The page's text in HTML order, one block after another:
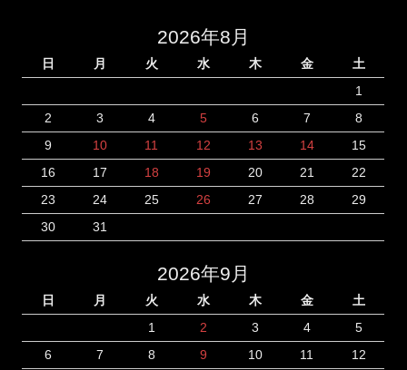
2026年8月
日 月 火 水 木 金
土
1
2
3 4 5 6 7
8
9
10 11 12 13 14
15
16
17 18 19 20 21
22
23
24 25 26 27 28
29
30
31
2026年9月
日 月 火 水 木 金
土
1
2 3 4
5
6
7 8 9 10 11
12